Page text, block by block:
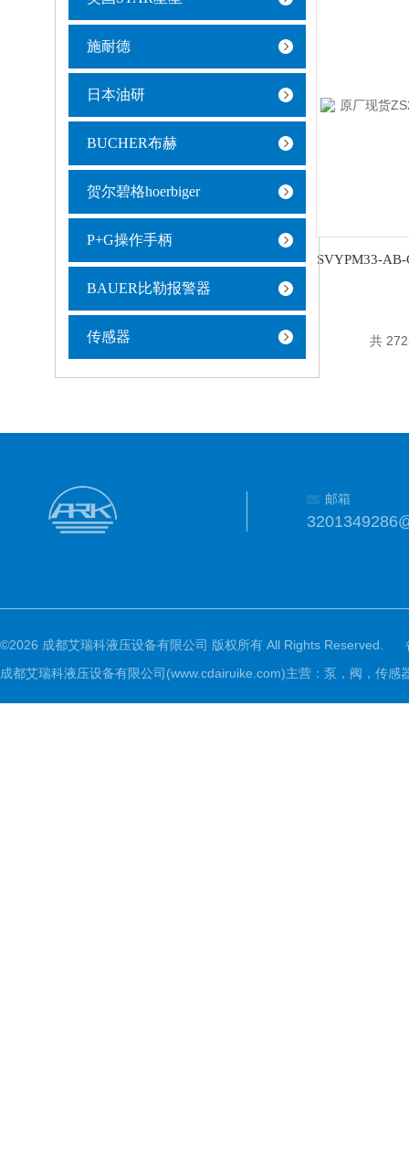
施耐德
日本油研
BUCHER布赫
贺尔碧格hoerbiger
P+G操作手柄
BAUER比勒报警器
传感器 共
邮箱
©2026 成都艾瑞科液压设备有限公司 版权所有 All Rights Reserved.
成都艾瑞科液压设备有限公司(www.cdairuike.com)主营：泵，阀，传